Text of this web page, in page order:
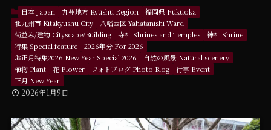
日本 Japan 九州地方 Kyushu Region
福岡県 Fukuoka
北九州市 Kitakyushu City
八幡西区 Yahatanishi Ward
街並み/建物 Cityscape/Building
寺社 Shrines and Temples
神社 Shrine
特集 Special feature
2026年分 For 2026
お正月特集2026 New Year Special 2026
自然の風景 Natural scenery
植物 Plant
花 Flower フォトブログ Photo Blog
行事 Event
正月 New Year
2026年1月9日